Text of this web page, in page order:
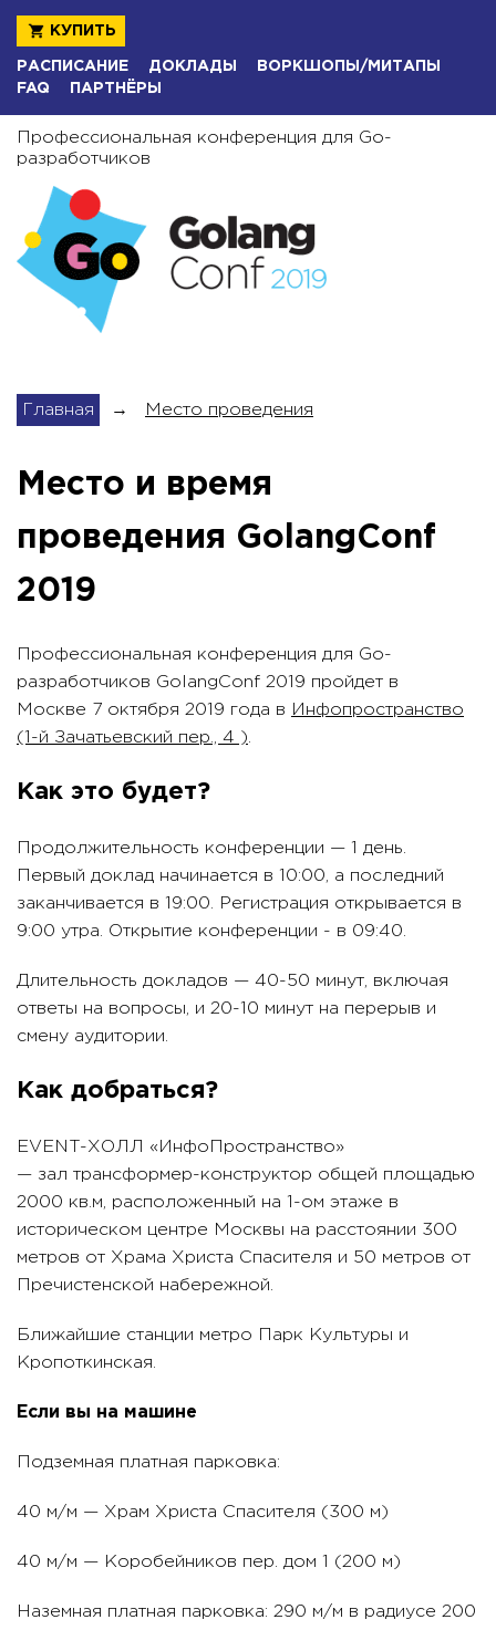
КУПИТЬ
РАСПИСАНИЕ ДОКЛАДЫ
ВОРКШОПЫ/МИТАПЫ
FAQ
ПАРТНЁРЫ
Профессиональная конференция для Go-
разработчиков
Главная → Место проведения
Место и время
проведения GolangConf
2019
Профессиональная конференция для Go-
разработчиков GolangConf 2019 пройдет в
Москве 7 октября 2019 года в Инфопространство
(1-й Зачатьевский пер., 4 ).
Как это будет?
Продолжительность конференции — 1 день.
Первый доклад начинается в 10:00, а последний
заканчивается в 19:00. Регистрация открывается в
9:00 утра. Открытие конференции - в 09:40.
Длительность докладов — 40-50 минут, включая
ответы на вопросы, и 20-10 минут на перерыв и
смену аудитории.
Как добраться?
EVENT-ХОЛЛ «ИнфоПространство»
— зал трансформер-конструктор общей площадью
2000 кв.м, расположенный на 1-ом этаже в
историческом центре Москвы на расстоянии 300
метров от Храма Христа Спасителя и 50 метров от
Пречистенской набережной.
Ближайшие станции метро Парк Культуры и
Кропоткинская.
Если вы на машине
Подземная платная парковка:
40 м/м — Храм Христа Спасителя (300 м)
40 м/м — Коробейников пер. дом 1 (200 м)
Наземная платная парковка: 290 м/м в радиусе 200